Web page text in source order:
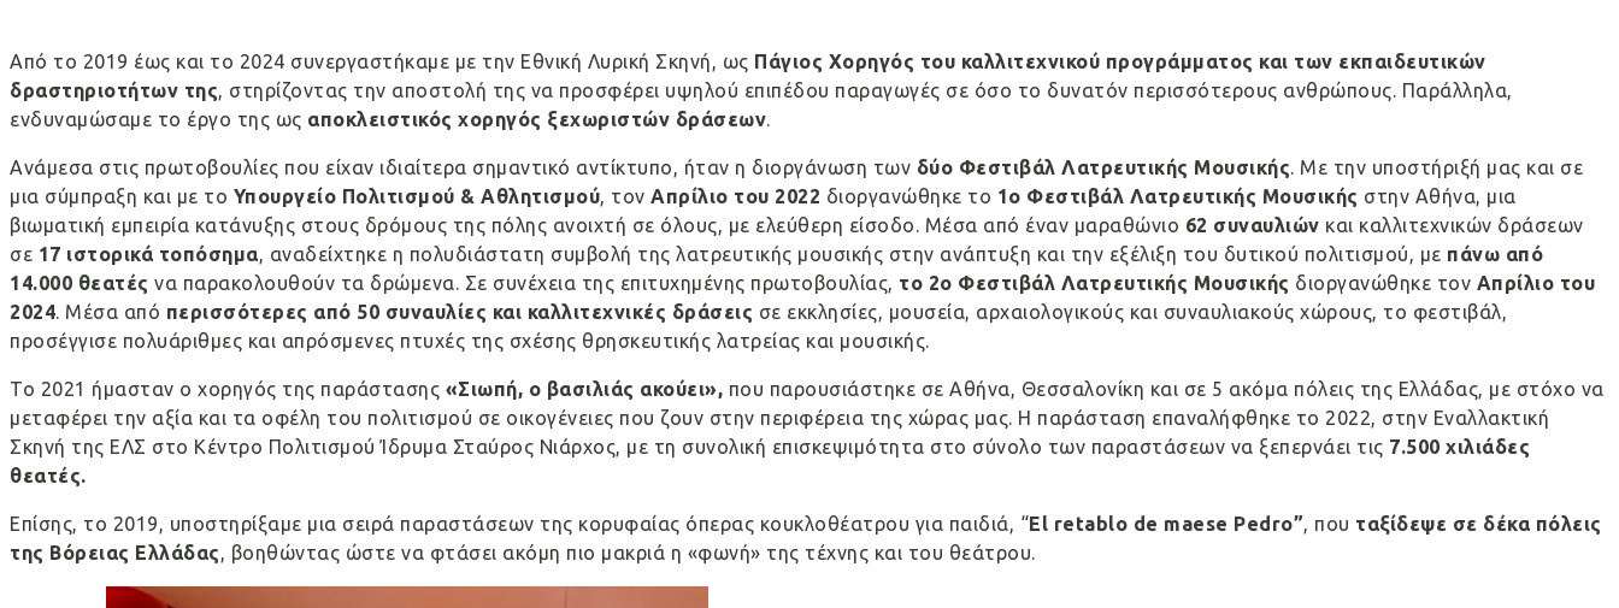
Από το 2019 έως και το 2024 συνεργαστήκαμε με την Εθνική Λυρική Σκηνή, ως Πάγιος Χορηγός του καλλιτεχνικού προγράμματος και των εκπαιδευτικών
δραστηριοτήτων της, στηρίζοντας την αποστολή της να προσφέρει υψηλού επιπέδου παραγωγές σε όσο το δυνατόν περισσότερους ανθρώπους. Παράλληλα,
ενδυναμώσαμε το έργο της ως αποκλειστικός χορηγός ξεχωριστών δράσεων.
Ανάμεσα στις πρωτοβουλίες που είχαν ιδιαίτερα σημαντικό αντίκτυπο, ήταν η διοργάνωση των δύο Φεστιβάλ Λατρευτικής Μουσικής. Με την υποστήριξή μας και σε
μια σύμπραξη και με το Υπουργείο Πολιτισμού & Αθλητισμού, τον Απρίλιο του 2022 διοργανώθηκε το 1ο Φεστιβάλ Λατρευτικής Μουσικής στην Αθήνα, μια
βιωματική εμπειρία κατάνυξης στους δρόμους της πόλης ανοιχτή σε όλους, με ελεύθερη είσοδο. Μέσα από έναν μαραθώνιο 62 συναυλιών και καλλιτεχνικών δράσεων
σε 17 ιστορικά τοπόσημα, αναδείχτηκε η πολυδιάστατη συμβολή της λατρευτικής μουσικής στην ανάπτυξη και την εξέλιξη του δυτικού πολιτισμού, με πάνω από
14.000 θεατές να παρακολουθούν τα δρώμενα. Σε συνέχεια της επιτυχημένης πρωτοβουλίας, το 2ο Φεστιβάλ Λατρευτικής Μουσικής διοργανώθηκε τον Απρίλιο του
2024. Μέσα από περισσότερες από 50 συναυλίες και καλλιτεχνικές δράσεις σε εκκλησίες, μουσεία, αρχαιολογικούς και συναυλιακούς χώρους, το φεστιβάλ,
προσέγγισε πολυάριθμες και απρόσμενες πτυχές της σχέσης θρησκευτικής λατρείας και μουσικής.
Το 2021 ήμασταν ο χορηγός της παράστασης «Σιωπή, ο βασιλιάς ακούει», που παρουσιάστηκε σε Αθήνα, Θεσσαλονίκη και σε 5 ακόμα πόλεις της Ελλάδας, με στόχο να
μεταφέρει την αξία και τα οφέλη του πολιτισμού σε οικογένειες που ζουν στην περιφέρεια της χώρας μας. Η παράσταση επαναλήφθηκε το 2022, στην Εναλλακτική
Σκηνή της ΕΛΣ στο Κέντρο Πολιτισμού Ίδρυμα Σταύρος Νιάρχος, με τη συνολική επισκεψιμότητα στο σύνολο των παραστάσεων να ξεπερνάει τις 7.500 χιλιάδες
θεατές.
Επίσης, το 2019, υποστηρίξαμε μια σειρά παραστάσεων της κορυφαίας όπερας κουκλοθέατρου για παιδιά, “Εl retablo de maese Pedro”, που ταξίδεψε σε δέκα πόλεις
της Βόρειας Ελλάδας, βοηθώντας ώστε να φτάσει ακόμη πιο μακριά η «φωνή» της τέχνης και του θεάτρου.